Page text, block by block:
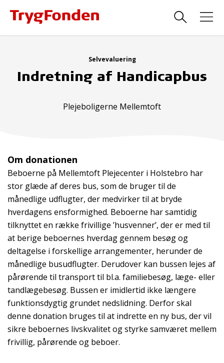
Selvevaluering
Indretning af Handicapbus
Plejeboligerne Mellemtoft
Om donationen
Beboerne på Mellemtoft Plejecenter i Holstebro har
stor glæde af deres bus, som de bruger til de
månedlige udflugter, der medvirker til at bryde
hverdagens ensformighed. Beboerne har samtidig
tilknyttet en række frivillige ’husvenner’, der er med til
at berige beboernes hverdag gennem besøg og
deltagelse i forskellige arrangementer, herunder de
månedlige busudflugter. Derudover kan bussen lejes af
pårørende til transport til bl.a. familiebesøg, læge- eller
tandlægebesøg. Bussen er imidlertid ikke længere
funktionsdygtig grundet nedslidning. Derfor skal
denne donation bruges til at indrette en ny bus, der vil
sikre beboernes livskvalitet og styrke samværet mellem
frivillig, pårørende og beboer.